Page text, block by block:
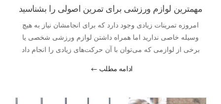
مهمترین لوازم ورزشی برای تمرین اصولی را بشناسید
امروزه تمرینات زیادی وجود دارد که برای انجامشان نیاز به هیچ
وسیله خاصی ندارید اما همراه داشتن لوازم ورزشی شخصی یا
برخی از لوازمی که می‌توان با آن حرکت‌های زیادی را انجام داد
ادامه مطلب